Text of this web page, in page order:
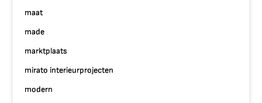
maat
made
marktplaats
mirato interieurprojecten
modern